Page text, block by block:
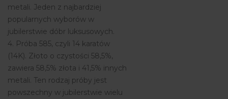
metali. Jeden z najbardziej
popularnych wyborów w
jubilerstwie dóbr luksusowych.
4. Próba 585, czyli 14 karatów
(14K). Złoto o czystości 58,5%,
zawiera 58,5% złota i 41,5% innych
metali. Ten rodzaj próby jest
powszechny w jubilerstwie wielu